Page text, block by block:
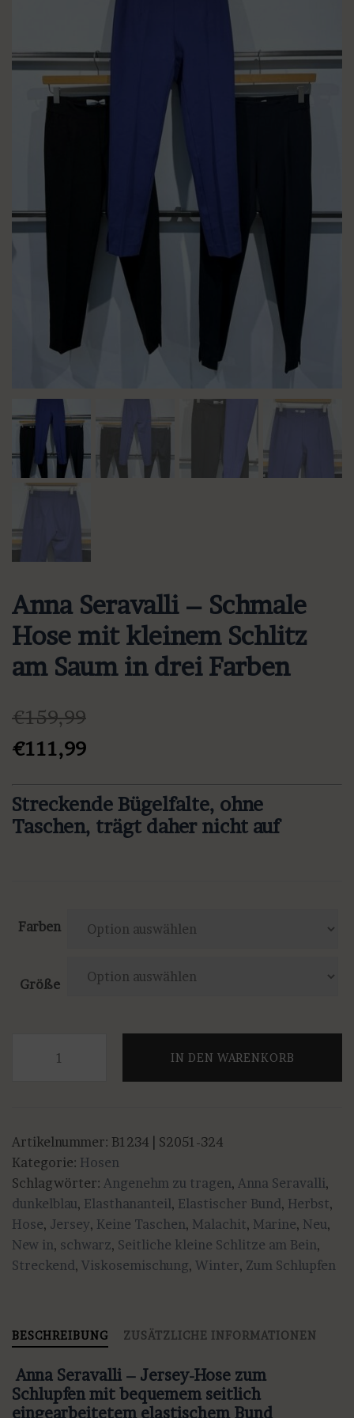
Anna Seravalli – Schmale
Hose mit kleinem Schlitz
am Saum in drei Farben
€159,99
Ursprünglicher
war:
€159,99
€111,99Aktueller
ist:
€111,99.
Streckende Bügelfalte, ohne
Taschen, trägt daher nicht auf
Farben
Größe
Seravalli
mit
kleinem
Schlitz
am
Saum
in
drei
IN DEN WARENKORB
Artikelnummer: B1234 | S2051-324
Kategorie: Hosen
Schlagwörter: Angenehm zu tragen, Anna Seravalli,
dunkelblau, Elasthananteil, Elastischer Bund , Herbst,
Hose, Jersey, Keine Taschen, Malachit, Marine, Neu,
New in, schwarz, Seitliche kleine Schlitze am Bein,
Streckend , Viskosemischung, Winter, Zum Schlupfen
BESCHREIBUNG ZUSÄTZLICHE INFORMATIONEN
Anna Seravalli – Jersey-Hose zum
Schlupfen mit bequemem seitlich
eingearbeitetem elastischem Bund